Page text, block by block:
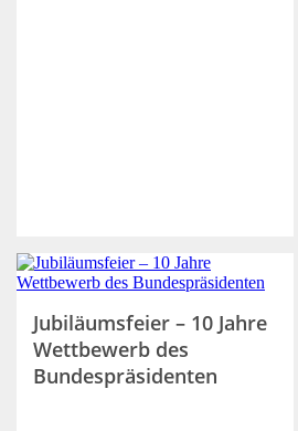
Jubiläumsfeier – 10 Jahre
Wettbewerb des
Bundespräsidenten